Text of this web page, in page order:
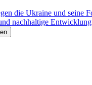
die Ukraine und seine
nachhaltige Entwicklung